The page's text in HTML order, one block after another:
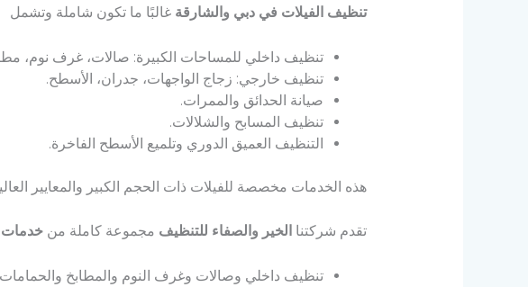
تنظيف الفيلات في دبي والشارقة غالبًا ما تكون شاملة وتشمل
تنظيف داخلي للمساحات الكبيرة: صالات، غرف نوم،
تنظيف خارجي: زجاج الواجهات، جدران، الأسطح.
صيانة الحدائق والممرات.
تنظيف المسابح والشلالات.
التنظيف العميق الدوري وتلميع الأسطح الفاخرة.
هذه الخدمات مخصصة للفيلات ذات الحجم الكبير والمعايير
تقدم شركتنا الخير والصفاء للتنظيف مجموعة كاملة من خدمات
تنظيف داخلي وصالات وغرف النوم والمطابخ